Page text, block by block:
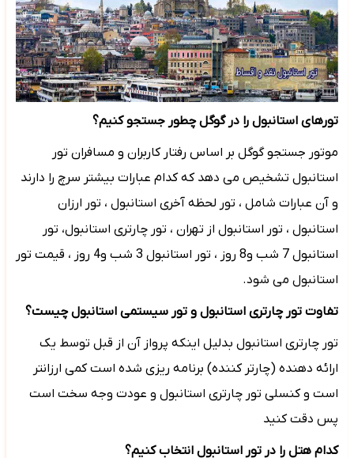
تورهای استانبول را در گوگل چطور جستجو کنیم؟
موتور جستجو گوگل بر اساس رفتار کاربران و مسافران تور
استانبول تشخیص می دهد که کدام عبارات بیشتر سرچ را دارند
و آن عبارات شامل ، تور لحظه آخری استانبول ، تور ارزان
استانبول ، تور استانبول از تهران ، تور چارتری استانبول، تور
استانبول 7 شب و8 روز ، تور استانبول 3 شب و4 روز ، قیمت تور
استانبول می شود.
تفاوت تور چارتری استانبول و تور سیستمی استانبول چیست؟
تور چارتری استانبول بدلیل اینکه پرواز آن از قبل توسط یک
ارائه دهنده (چارتر کننده) برنامه ریزی شده است کمی ارزانتر
است و کنسلی تور چارتری استانبول و عودت وجه سخت است
پس دقت کنید
کدام هتل را در تور استانبول انتخاب کنیم؟